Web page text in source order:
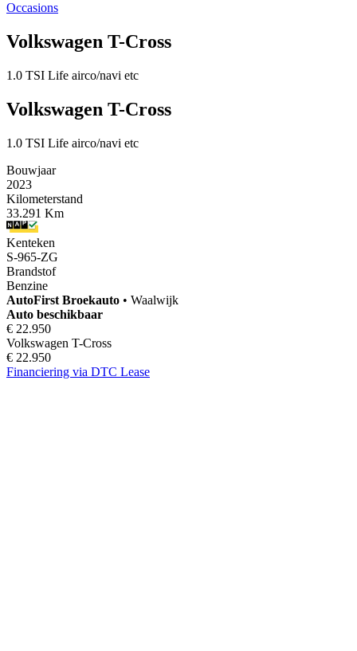
Occasions
Volkswagen T-Cross
1.0 TSI Life airco/navi etc
Volkswagen T-Cross
1.0 TSI Life airco/navi etc
Bouwjaar
2023
Kilometerstand
33.291 Km
Kenteken
S-965-ZG
Brandstof
Benzine
AutoFirst Broekauto • Waalwijk
Auto beschikbaar
€ 22.950
Volkswagen T-Cross
€ 22.950
Financiering via DTC Lease